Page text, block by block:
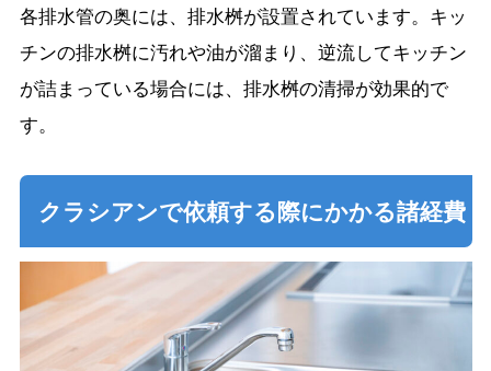
各排水管の奥には、排水桝が設置されています。キッ
チンの排水桝に汚れや油が溜まり、逆流してキッチン
が詰まっている場合には、排水桝の清掃が効果的で
す。
クラシアンで依頼する際にかかる諸経費